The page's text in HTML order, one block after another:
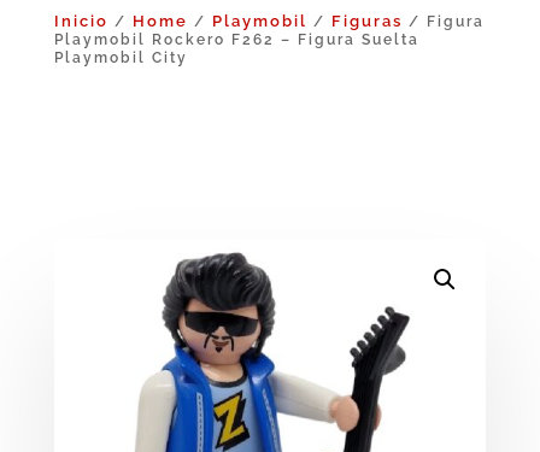
Inicio / Home / Playmobil / Figuras / Figura
Playmobil Rockero F262 – Figura Suelta
Playmobil City